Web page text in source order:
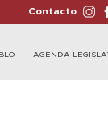
Contacto
AGENDA